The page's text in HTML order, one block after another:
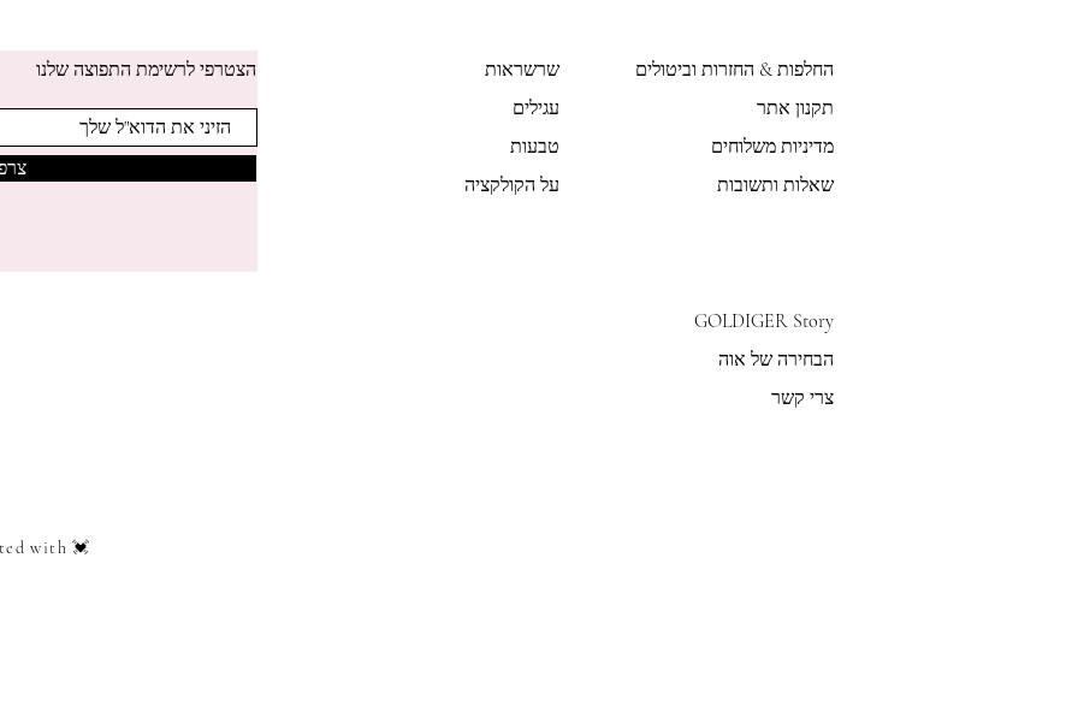
הצטרפי לרשימת התפוצה שלנו
שרשראות
עגילים
טבעות
על הקולקציה
החלפות & החזרות וביטולים
תקנון אתר
מדיניות משלוחים
שאלות ותשובות
GOLDIGER Story
הבחירה של אוה
צרי קשר
with 💓